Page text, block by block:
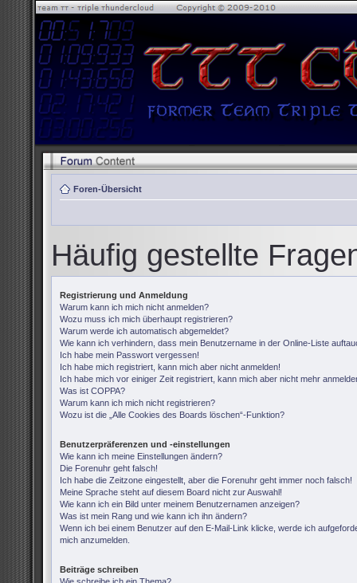
Foren-Übersicht
Häufig gestellte
Registrierung und Anmeldung
Warum kann ich mich nicht anmelden?
Wozu muss ich mich überhaupt registrieren?
Warum werde ich automatisch abgemeldet?
Wie kann ich verhindern, dass mein Benutzername in der Online-Liste
Ich habe mein Passwort vergessen!
Ich habe mich registriert, kann mich aber nicht anmelden!
Ich habe mich vor einiger Zeit registriert, kann mich aber nicht mehr
Was ist COPPA?
Warum kann ich mich nicht registrieren?
Wozu ist die „Alle Cookies des Boards löschen“-Funktion?
Benutzerpräferenzen und -einstellungen
Wie kann ich meine Einstellungen ändern?
Die Forenuhr geht falsch!
Ich habe die Zeitzone eingestellt, aber die Forenuhr geht immer noch falsch!
Meine Sprache steht auf diesem Board nicht zur Auswahl!
Wie kann ich ein Bild unter meinem Benutzernamen anzeigen?
Was ist mein Rang und wie kann ich ihn ändern?
Wenn ich bei einem Benutzer auf den E-Mail-Link klicke, werde ich
mich anzumelden.
Beiträge schreiben